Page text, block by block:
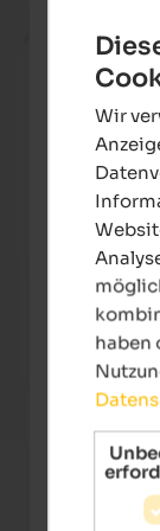
SOLVIE
Ein feines
Wir
haben